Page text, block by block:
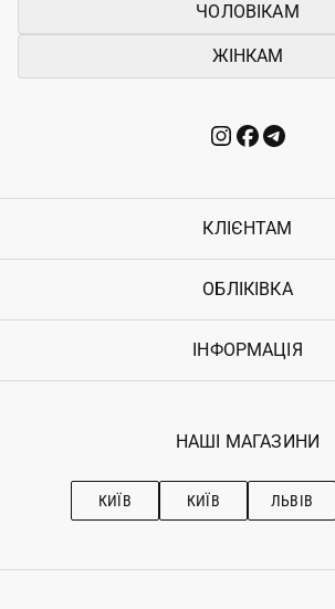
ЧОЛОВІКАМ
ЖІНКАМ
КЛІЄНТАМ
Контакти
Повернення
Гарантія
ОБЛІКІВКА
Увійти
Ostriv Club+
ІНФОРМАЦІЯ
Наші магазини
Рекомендації з догляду
НАШІ МАГАЗИНИ
КИЇВ КИЇВ ЛЬВІВ